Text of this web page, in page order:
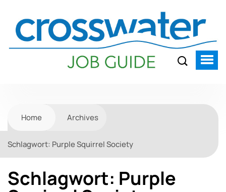
Home Archives
Schlagwort: Purple Squirrel Society
Schlagwort: Purple